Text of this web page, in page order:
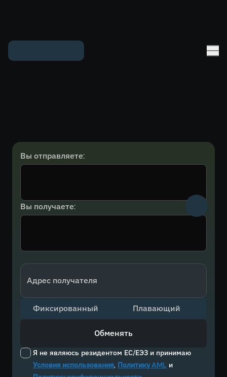
Вы отправляете:
Вы получаете:
Адрес получателя
Я не являюсь резидентом ЕС/ЕЭЗ и принимаю
Условия использования, Политику AML и
Фиксированный Плавающий
Обменять